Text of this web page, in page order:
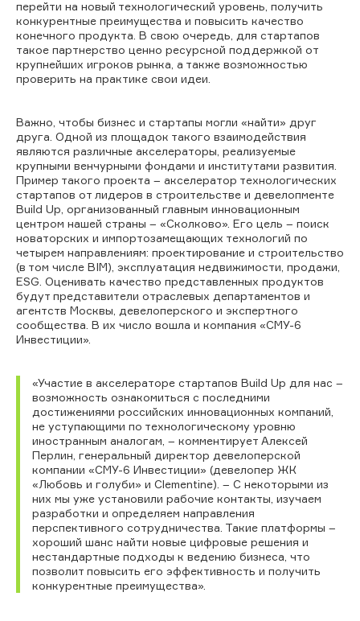
перейти на новый технологический уровень, получить
конкурентные преимущества и повысить качество
конечного продукта. В свою очередь, для стартапов
такое партнерство ценно ресурсной поддержкой от
крупнейших игроков рынка, а также возможностью
проверить на практике свои идеи.
Важно, чтобы бизнес и стартапы могли «найти» друг
друга. Одной из площадок такого взаимодействия
являются различные акселераторы, реализуемые
крупными венчурными фондами и институтами развития.
Пример такого проекта – акселератор технологических
стартапов от лидеров в строительстве и девелопменте
Build Up, организованный главным инновационным
центром нашей страны – «Сколково». Его цель – поиск
новаторских и импортозамещающих технологий по
четырем направлениям: проектирование и строительство
(в том числе BIM), эксплуатация недвижимости, продажи,
ESG. Оценивать качество представленных продуктов
будут представители отраслевых департаментов и
агентств Москвы, девелоперского и экспертного
сообщества. В их число вошла и компания «СМУ-6
Инвестиции».
«Участие в акселераторе стартапов Build Up для нас –
возможность ознакомиться с последними
достижениями российских инновационных компаний,
не уступающими по технологическому уровню
иностранным аналогам, – комментирует Алексей
Перлин, генеральный директор девелоперской
компании «СМУ-6 Инвестиции» (девелопер ЖК
«Любовь и голуби» и Clementine). – С некоторыми из
них мы уже установили рабочие контакты, изучаем
разработки и определяем направления
перспективного сотрудничества. Такие платформы –
хороший шанс найти новые цифровые решения и
нестандартные подходы к ведению бизнеса, что
позволит повысить его эффективность и получить
конкурентные преимущества».